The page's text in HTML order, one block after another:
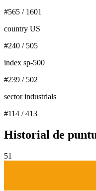
#565 / 1601
country US
#240 / 505
index sp-500
#239 / 502
sector industrials
#114 /413
Historial de
51